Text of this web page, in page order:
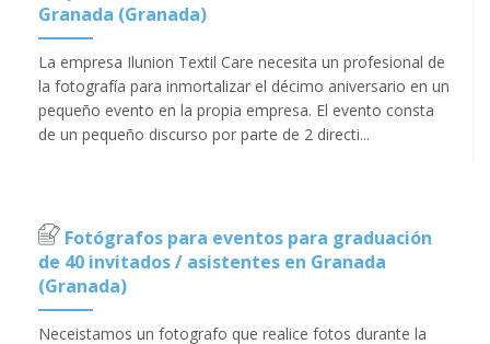
Granada (Granada)
La empresa Ilunion Textil Care necesita un profesional de
la fotografía para inmortalizar el décimo aniversario en un
pequeño evento en la propia empresa. El evento consta
de un pequeño discurso por parte de 2 directi...
Fotógrafos para eventos para graduación
de 40 invitados / asistentes en Granada
(Granada)
Neceistamos un fotografo que realice fotos durante la